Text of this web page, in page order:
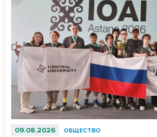
09.08.2026 ОБЩЕСТВО